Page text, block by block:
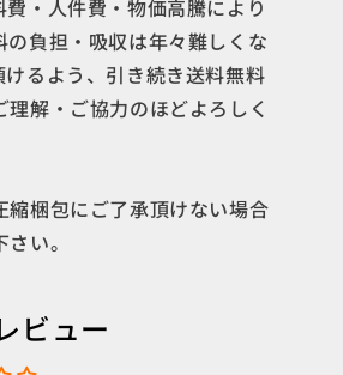
・人件費・物価高騰により
負担・吸収は年々難しくな
るよう、引き続き送料無料
解・ご協力のほどよろしく
梱包にご了承頂けない場合
い。
ビュー